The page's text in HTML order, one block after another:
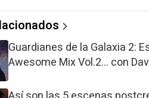
Guardianes de la Galaxia 2:
Awesome Mix Vol.2... con